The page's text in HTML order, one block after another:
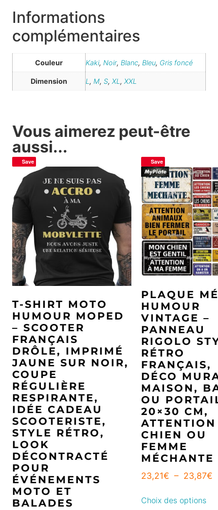
Informations
complémentaires
Couleur Kaki, Noir, Blanc, Bleu, Gris foncé
Dimension L , M, S, XL , XXL
Vous aimerez peut-être
aussi...
Save
T-SHIRT MOTO
HUMOUR MOPED
– SCOOTER
FRANÇAIS
DRÔLE, IMPRIMÉ
JAUNE SUR NOIR,
COUPE
RÉGULIÈRE
RESPIRANTE,
IDÉE CADEAU
SCOOTERISTE,
STYLE RÉTRO,
LOOK
DÉCONTRACTÉ
POUR
ÉVÉNEMENTS
MOTO ET
BALADES
Save
PLAQUE
HUMOUR
VINTAGE –
PANNEAU
RIGOLO
RÉTRO
FRANÇAIS,
DÉCO
MAISON,
OU
20×30 CM,
ATTENTION
CHIEN OU
FEMME
MÉCHANTE
23,21€ – 23,87€
Choix des options